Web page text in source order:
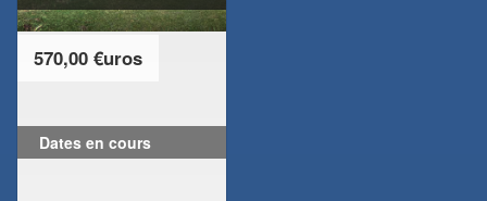
570,00 €uros
Dates en cours